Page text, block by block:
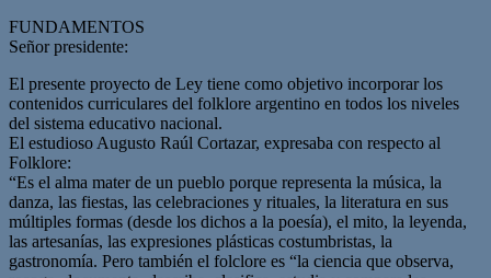
FUNDAMENTOS
Señor presidente:
El presente proyecto de Ley tiene como objetivo incorporar los
contenidos curriculares del folklore argentino en todos los niveles
del sistema educativo nacional.
El estudioso Augusto Raúl Cortazar, expresaba con respecto al
Folklore:
“Es el alma mater de un pueblo porque representa la música, la
danza, las fiestas, las celebraciones y rituales, la literatura en sus
múltiples formas (desde los dichos a la poesía), el mito, la leyenda,
las artesanías, las expresiones plásticas costumbristas, la
gastronomía. Pero también el folclore es “la ciencia que observa,